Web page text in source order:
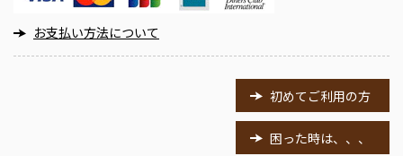
お支払い方法について
初めてご利用の方
困った時は、、、